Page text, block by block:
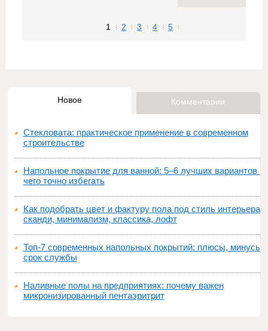
1 2 3 4 5
Новое Комментарии
Стекловата: практическое применение в современном
строительстве
Напольное покрытие для ванной: 5–6 лучших вариантов и
чего точно избегать
Как подобрать цвет и фактуру пола под стиль интерьера:
сканди, минимализм, классика, лофт
Топ‑7 современных напольных покрытий: плюсы, минусы,
срок службы
Наливные полы на предприятиях: почему важен
микронизированный пентаэритрит